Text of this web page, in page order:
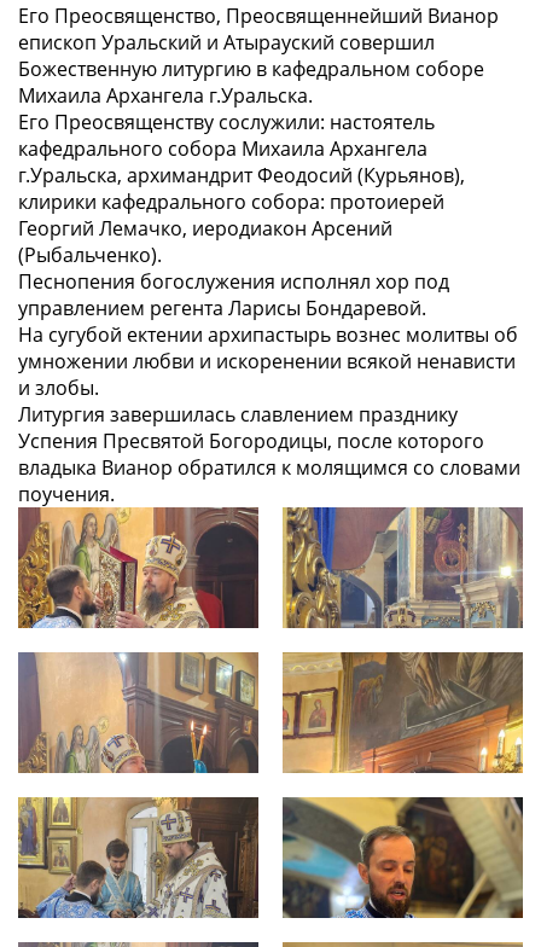
Его Преосвященство, Преосвященнейший Вианор
епископ Уральский и Атырауский совершил
Божественную литургию в кафедральном соборе
Михаила Архангела г.Уральска.
Его Преосвященству сослужили: настоятель
кафедрального собора Михаила Архангела
г.Уральска, архимандрит Феодосий (Курьянов),
клирики кафедрального собора: протоиерей
Георгий Лемачко, иеродиакон Арсений
(Рыбальченко).
Песнопения богослужения исполнял хор под
управлением регента Ларисы Бондаревой.
На сугубой ектении архипастырь вознес молитвы об
умножении любви и искоренении всякой ненависти
и злобы.
Литургия завершилась славлением празднику
Успения Пресвятой Богородицы, после которого
владыка Вианор обратился к молящимся со словами
поучения.